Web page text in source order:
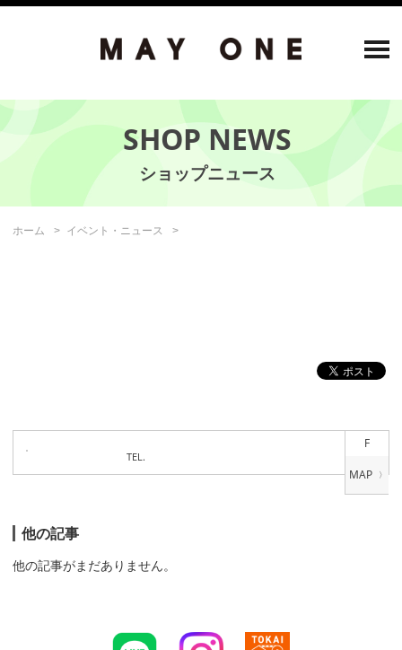
SHOP NEWS
ホーム イベント・ニュース
F
TEL.
他の記事
他の記事がまだありません。